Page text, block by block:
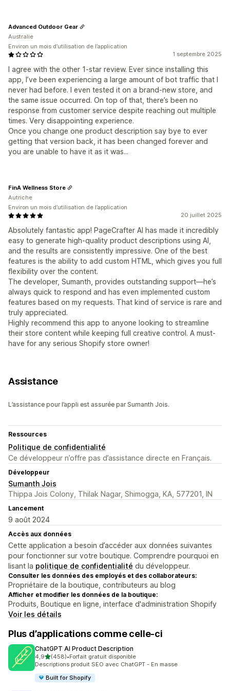
1 septembre 2025
I agree with the other 1-star review. Ever since installing this
app, I’ve been experiencing a large amount of bot traffic that I
never had before. I even tested it on a brand-new store, and
the same issue occurred. On top of that, there’s been no
response from customer service despite reaching out multiple
times. Very disappointing experience.
Once you change one product description say bye to ever
getting that version back, it has been changed forever and
you are unable to have it as it was...
Advanced Outdoor Gear
Australie
Environ un mois d’utilisation de l’application
20 juillet 2025
Absolutely fantastic app! PageCrafter AI has made it incredibly
easy to generate high-quality product descriptions using AI,
and the results are consistently impressive. One of the best
features is the ability to add custom HTML, which gives you full
flexibility over the content.
The developer, Sumanth, provides outstanding support—he’s
always quick to respond and has even implemented custom
features based on my requests. That kind of service is rare and
truly appreciated.
Highly recommend this app to anyone looking to streamline
their store content while keeping full creative control. A must-
have for any serious Shopify store owner!
FinA Wellness Store
Autriche
Environ un mois d’utilisation de l’application
Assistance
L’assistance pour l’appli est assurée par Sumanth Jois.
Ressources
Politique de confidentialité
Ce développeur n’offre pas d’assistance directe en Français.
Développeur
Sumanth Jois
Thippa Jois Colony, Thilak Nagar, Shimogga, KA, 577201, IN
Lancement
9 août 2024
Accès aux données
Cette application a besoin d’accéder aux données suivantes
pour fonctionner sur votre boutique. Comprendre pourquoi en
lisant la politique de confidentialité du développeur.
Consulter les données des employés et des collaborateurs:
Propriétaire de la boutique, contributeurs au blog
Afficher et modifier les données de la boutique:
Produits, Boutique en ligne, interface d'administration Shopify
Voir les détails
Plus d’applications comme celle-ci
ChatGPT AI Product Description
4,9étoile(s) sur 5
(458)
458 avis au total
•Forfait gratuit disponible
Descriptions produit SEO avec ChatGPT - En masse
Built for Shopify